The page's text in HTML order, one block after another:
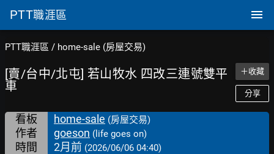
PTT職涯區
PTT職涯區 / home-sale (房屋交易)
[賣/台中/北屯] 若山牧水 四改三連號雙平
車
＋收藏
分享
看板 home-sale (房屋交易)
作者 goeson (life goes on)
時間 2月前 (2026/06/06 04:40)